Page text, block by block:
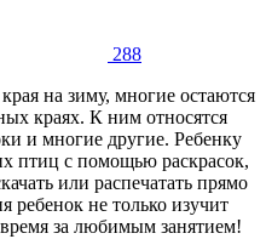
288
на зиму, многие остаются
краях. К ним относятся
и многие другие. Ребенку
птиц с помощью раскрасок,
или распечатать прямо
ребенок не только изучит
за любимым занятием!